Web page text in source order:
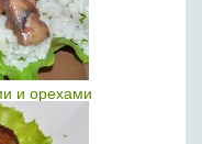
и орехами